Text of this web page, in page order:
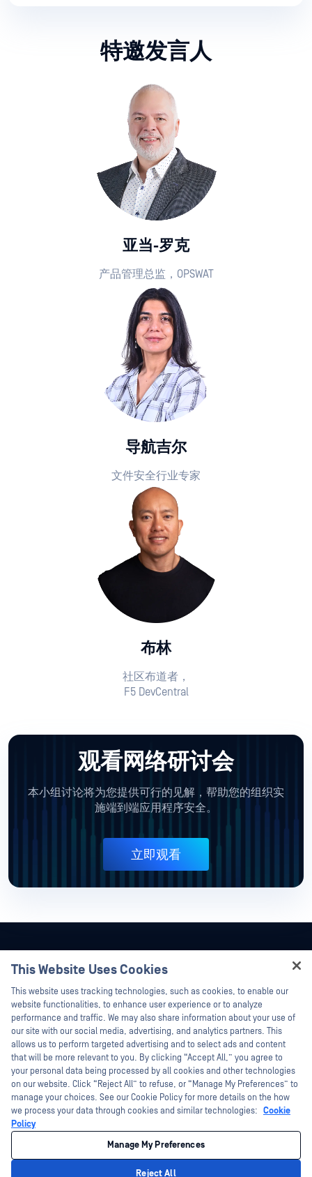
特邀发言人
亚当-罗克
产品管理总监，OPSWAT
导航吉尔
文件安全行业专家
布林
社区布道者，
F5 DevCentral
观看网络研讨会
本小组讨论将为您提供可行的见解，帮助您的组织实
施端到端应用程序安全。
立即观看
©2026OPSWAT . 保留所有权利。OPSWAT、MetaDefender、Metascan、
MetaAccess、OPSWAT 、"不信任文件，不信任设备"、"OPSWAT "、"保护全球关
键基础设施"、"Deep CDR™技术"、"InQuest"、"InQuest标
识"、"DFI"、"RetroHunt"、"深度文件检测"及"加入追踪"OPSWAT 的商标。第三方
商标归其各自所有者所有。
This Website Uses Cookies
This website uses tracking technologies, such as cookies, to enable our
website functionalities, to enhance user experience or to analyze
performance and traffic. We may also share information about your use of
our site with our social media, advertising, and analytics partners. This
allows us to perform targeted advertising and to select ads and content
that will be more relevant to you. By clicking “Accept All,” you agree to
your personal data being processed by all cookies and other technologies
on our website. Click “Reject All” to refuse, or “Manage My Preferences” to
manage your choices. See our Cookie Policy for more details on the how
we process your data through cookies and similar technologies: Cookie
Policy
Manage My Preferences
Reject All
Hey there!
I'm Ozzy, your OPSWAT virtual assistant.
How can I help you secure what's critical
today?